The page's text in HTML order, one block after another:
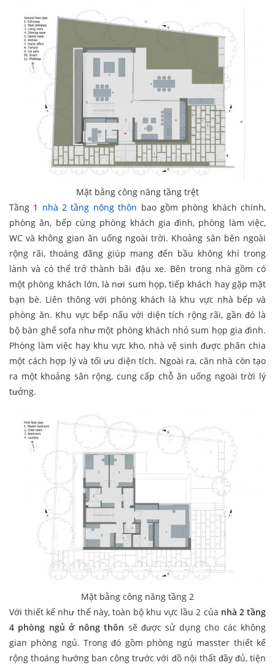
Mặt bằng công năng tầng trệt
Tầng 1 nhà 2 tầng nông thôn bao gồm phòng khách chính,
phòng ăn, bếp cùng phòng khách gia đình, phòng làm việc,
WC và không gian ăn uống ngoài trời. Khoảng sân bên ngoài
rộng rãi, thoáng đãng giúp mang đến bầu không khí trong
lành và có thể trở thành bãi đậu xe. Bên trong nhà gồm có
một phòng khách lớn, là nơi sum họp, tiếp khách hay gặp mặt
bạn bè. Liên thông với phòng khách là khu vực nhà bếp và
phòng ăn. Khu vực bếp nấu với diện tích rộng rãi, gần đó là
bộ bàn ghế sofa như một phòng khách nhỏ sum họp gia đình.
Phòng làm việc hay khu vực kho, nhà vệ sinh được phân chia
một cách hợp lý và tối ưu diện tích. Ngoài ra, căn nhà còn tạo
ra một khoảng sân rộng, cung cấp chỗ ăn uống ngoài trời lý
tưởng.
Mặt bằng công năng tầng 2
Với thiết kế như thế này, toàn bộ khu vực lầu 2 của nhà 2 tầng
4 phòng ngủ ở nông thôn sẽ được sử dụng cho các không
gian phòng ngủ. Trong đó gồm phòng ngủ masster thiết kế
rộng thoáng hướng ban công trước với đồ nội thất đầy đủ, tiện